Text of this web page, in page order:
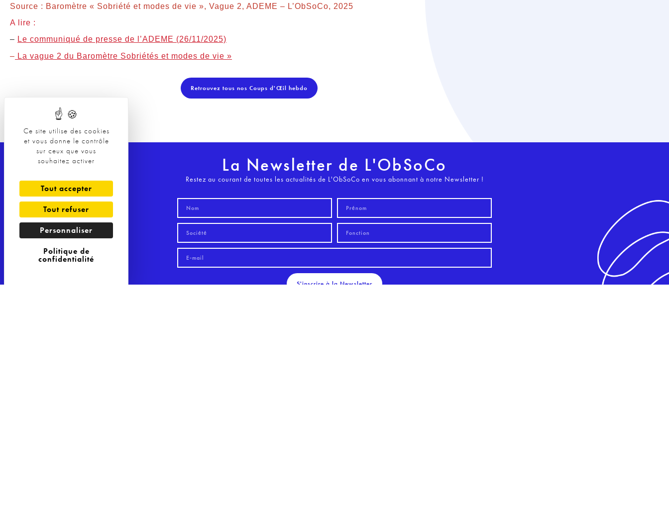
Ce site utilise des cookies
et vous donne le contrôle
sur ceux que vous
souhaitez activer
Tout accepter
Tout refuser
Personnaliser
Politique de
confidentialité
Source : Baromètre « Sobriété et modes de vie », Vague 2, ADEME – L’ObSoCo, 2025
A lire :
– Le communiqué de presse de l’ADEME (26/11/2025)
– La vague 2 du Baromètre Sobriétés et modes de vie »
Retrouvez tous nos Coups d'Œil hebdo
La Newsletter de L'ObSoCo
Restez au courant de toutes les actualités de L'ObSoCo en vous abonnant à notre Newsletter !
S'inscrire à la Newsletter